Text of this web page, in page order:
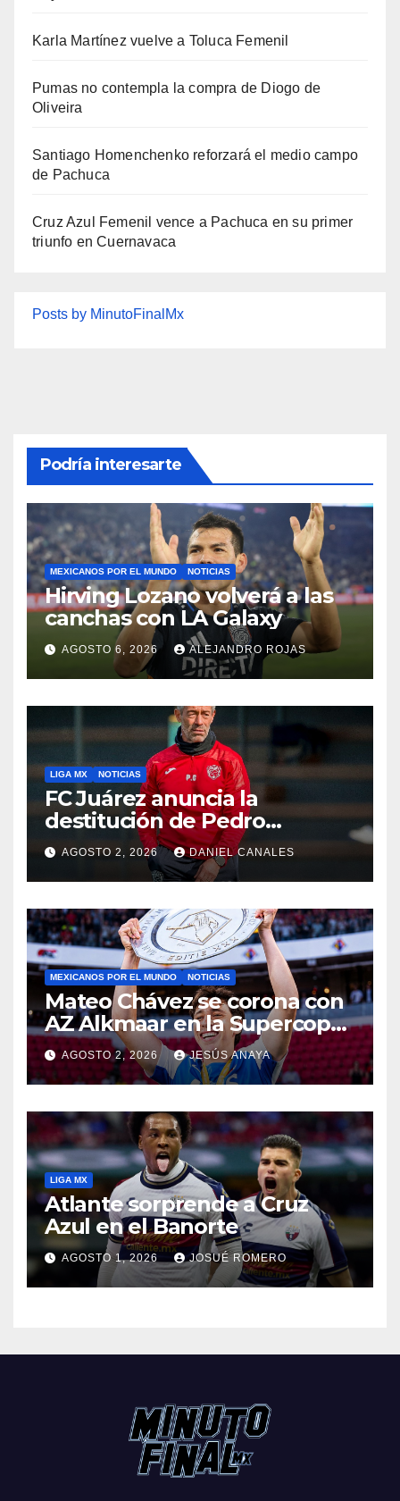
Karla Martínez vuelve a Toluca Femenil
Pumas no contempla la compra de Diogo de
Oliveira
Santiago Homenchenko reforzará el medio campo
de Pachuca
Cruz Azul Femenil vence a Pachuca en su primer
triunfo en Cuernavaca
Posts by MinutoFinalMx
Podría interesarte
MEXICANOS POR EL MUNDO NOTICIAS
Hirving Lozano volverá a las
canchas con LA Galaxy
AGOSTO 6, 2026 ALEJANDRO ROJAS
LIGA MX NOTICIAS
FC Juárez anuncia la
destitución de Pedro
Caixinha
AGOSTO 2, 2026 DANIEL CANALES
MEXICANOS POR EL MUNDO NOTICIAS
Mateo Chávez se corona con
AZ Alkmaar en la Supercopa
de Países Bajos
AGOSTO 2, 2026 JESÚS ANAYA
LIGA MX
Atlante sorprende a Cruz
Azul en el Banorte
AGOSTO 1, 2026 JOSUÉ ROMERO